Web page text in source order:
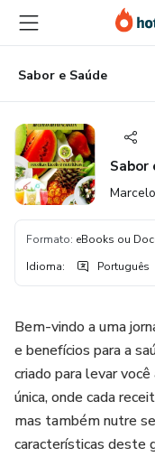
para
conteúdo
principal
para
pagamento
para
rodapé
Sabor e Saúde
Sabor
Formato: eBooks ou
Idioma: Português
Bem-vindo a uma
e benefícios para a
criado para levar
única, onde cada
mas também nutre
características deste